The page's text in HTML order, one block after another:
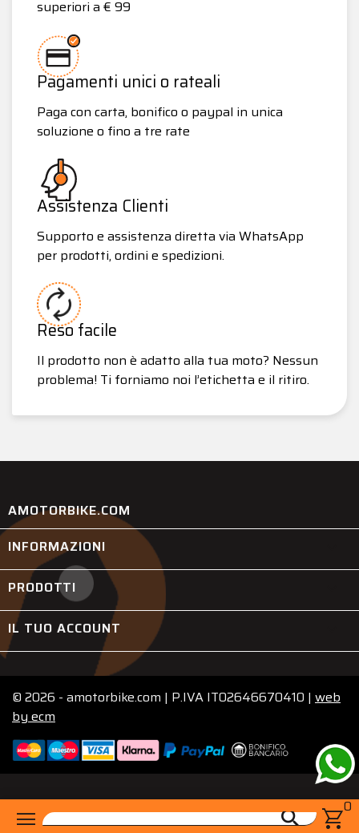
menu search shopping_cart0
superiori a € 99
Pagamenti unici o rateali
Paga con carta, bonifico o paypal in unica
soluzione o fino a tre rate
Assistenza Clienti
Supporto e assistenza diretta via WhatsApp
per prodotti, ordini e spedizioni.
Reso facile
Il prodotto non è adatto alla tua moto? Nessun
problema! Ti forniamo noi l’etichetta e il ritiro.
AMOTORBIKE.COM
INFORMAZIONI
PRODOTTI
IL TUO ACCOUNT
© 2026 - amotorbike.com | P.IVA IT02646670410 | web
byecm